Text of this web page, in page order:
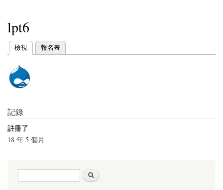
lpt6
主要索引標籤
檢視
(作用中頁籤) 報名表
記錄
註冊了
18 年 5 個月
搜尋表單